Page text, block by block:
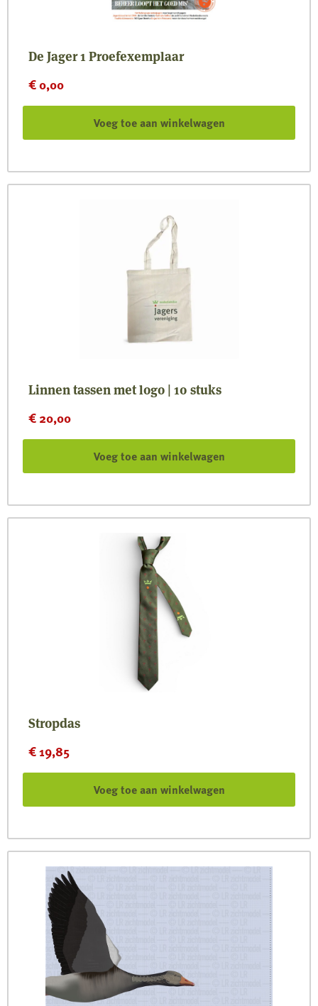
De Jager 1 Proefexemplaar
€0,00
Voeg toe aan winkelwagen
Linnen tassen met logo | 10 stuks
€20,00
Voeg toe aan winkelwagen
Stropdas
€19,85
Voeg toe aan winkelwagen